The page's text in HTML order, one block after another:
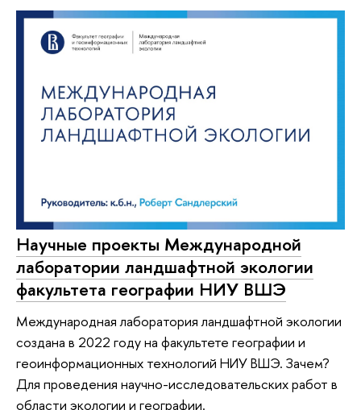
Научные проекты Международной
лаборатории ландшафтной экологии
факультета географии НИУ ВШЭ
Международная лаборатория ландшафтной экологии
создана в 2022 году на факультете географии и
геоинформационных технологий НИУ ВШЭ. Зачем?
Для проведения научно-исследовательских работ в
области экологии и географии.